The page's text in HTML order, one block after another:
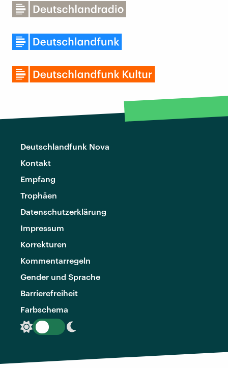
Deutschlandfunk Nova
Kontakt
Empfang
Trophäen
Datenschutzerklärung
Impressum
Korrekturen
Kommentarregeln
Gender und Sprache
Barrierefreiheit
Farbschema